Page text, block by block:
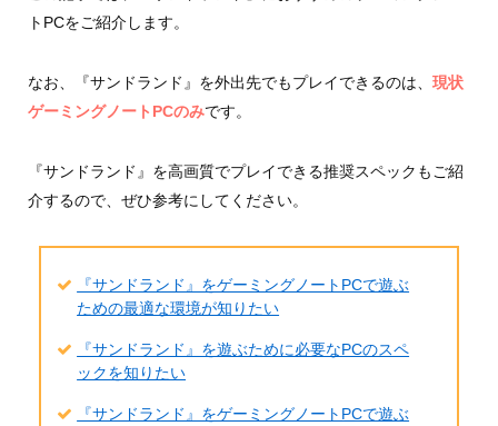
トPCをご紹介します。
なお、『サンドランド』を外出先でもプレイできるのは、 現状
ゲーミングノートPCのみです。
『サンドランド』を高画質でプレイできる推奨スペックもご紹
介するので、ぜひ参考にしてください。
『サンドランド』をゲーミングノートPCで遊ぶ
ための最適な環境が知りたい
『サンドランド』を遊ぶために必要なPCのスペ
ックを知りたい
『サンドランド』をゲーミングノートPCで遊ぶ